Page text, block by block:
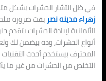
في ظل انتشار الحشرات بشكل
زهراء مدينه نصر بقت ضرورة
الألمانية لإبادة الحشرات
أنواع الحشرات، وده بيضمن لك
المحترف بيستخدم أحدث
التخلص من الحشرات من غير ما